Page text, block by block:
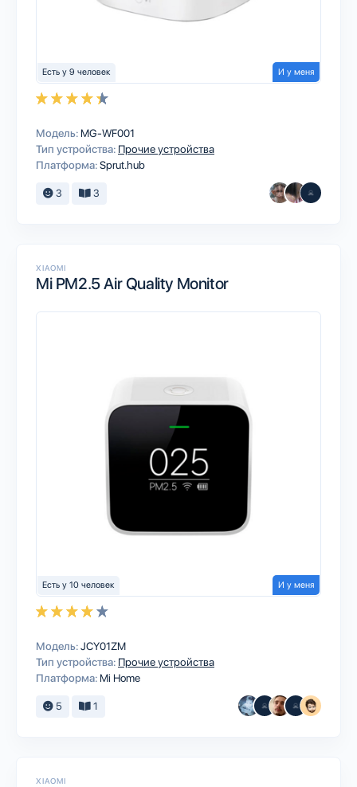
Есть у 9 человек И у меня
Модель: MG-WF001
Тип устройства: Прочие устройства
Платформа:Sprut.hub
3 3
XIAOMI
Mi PM2.5 Air Quality Monitor
Есть у 10 человек И у меня
Модель:JCY01ZM
Тип устройства: Прочие устройства
Платформа: Mi Home
5 1
XIAOMI